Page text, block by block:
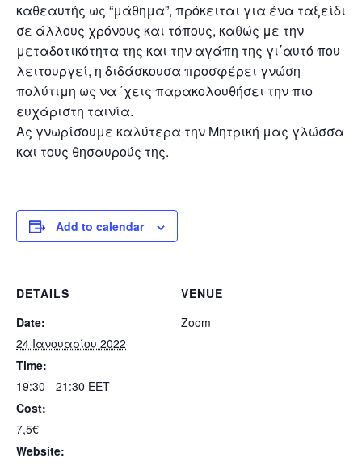
καθεαυτής ως “μάθημα”, πρόκειται για ένα ταξείδι
σε άλλους χρόνους και τόπους, καθώς με την
μεταδοτικότητα της και την αγάπη της γι΄αυτό που
λειτουργεί, η διδάσκουσα προσφέρει γνώση
πολύτιμη ως να ΄χεις παρακολουθήσει την πιο
ευχάριστη ταινία.
Ας γνωρίσουμε καλύτερα την Μητρική μας γλώσσα
και τους θησαυρούς της.
Add to calendar
DETAILS
Date:
24 Ιανουαρίου 2022
Time:
19:30 - 21:30 EET
Cost:
7,5€
Website:
VENUE
Zoom